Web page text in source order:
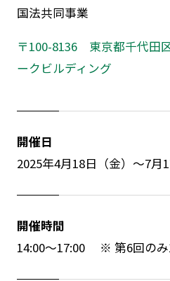
国法共同事業
〒100-8136東京都千代田
ークビルディング
開催日
2025年4月18日（金）～7月
開催時間
14:00～17:00 ※ 第6回のみ